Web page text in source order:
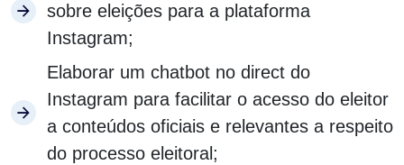
sobre eleições para a plataforma
Instagram;
Elaborar um chatbot no direct do
Instagram para facilitar o acesso do eleitor
a conteúdos oficiais e relevantes a respeito
do processo eleitoral;